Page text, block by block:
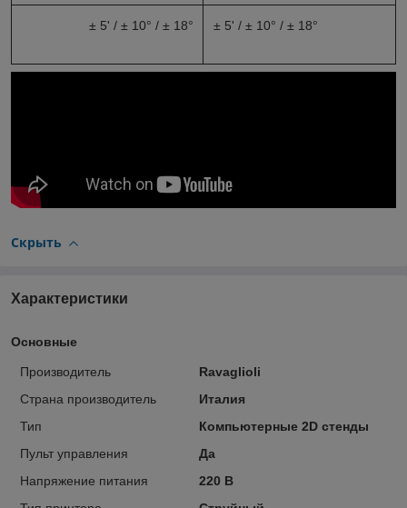
± 5' / ± 10° / ± 18° ± 5' / ± 10° / ± 18°
Скрыть
Характеристики
Основные
Производитель
Ravaglioli
Страна производитель
Италия
Тип
Компьютерные 2D стенды
Пульт управления
Да
Напряжение питания
220 В